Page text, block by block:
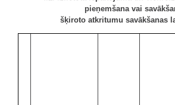
pieņemšana vai
šķiroto atkritumu savākšanas